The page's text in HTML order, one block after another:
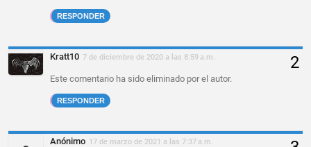
RESPONDER
Kratt10 7 de diciembre de 2020 a las 8:59 a.m.
Este comentario ha sido eliminado por el autor.
RESPONDER
Anónimo 17 de marzo de 2021 a las 7:37 a.m.